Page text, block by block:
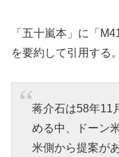
「五十嵐本」に「
を要約して引用する。
蒋介石は58年11
める中、ドーン
米側から提案が